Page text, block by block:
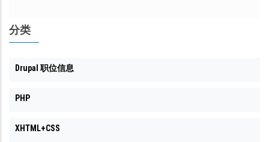
分类
Drupal 职位信息
PHP
XHTML+CSS